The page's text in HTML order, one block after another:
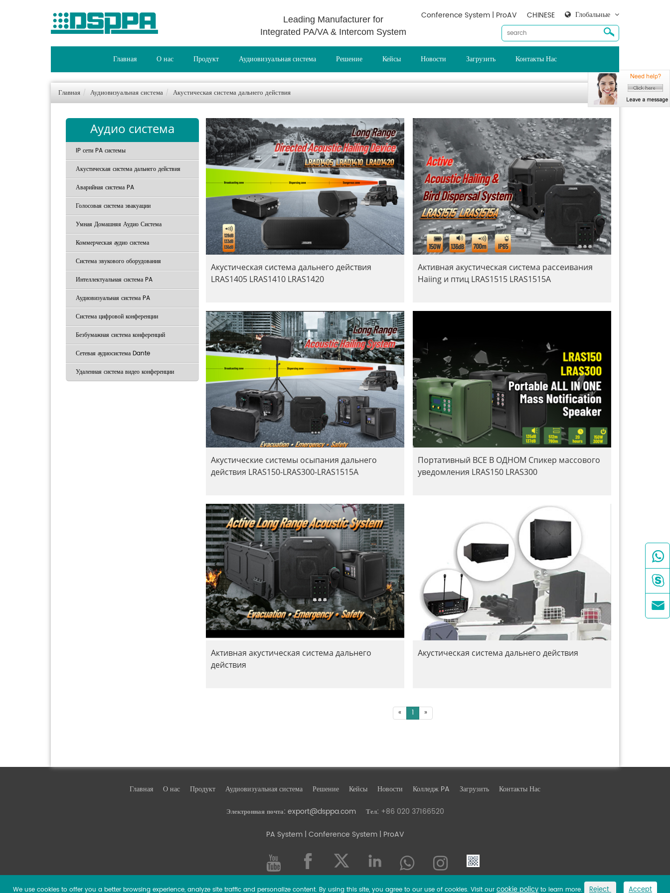
Leading Manufacturer for
Integrated PA/VA & Intercom System
Глобальные
CHINESE
Conference System | ProAV
Главная О нас Продукт Аудиовизуальная система Решение Кейсы Новости Загрузить Контакты Нас
Главная Аудиовизуальная система Акустическая система дальнего действия
Аудио система
IP сети PA системы
Акустическая система дальнего действия
Аварийная система PA
Голосовая система эвакуации
Умная Домашняя Аудио Система
Коммерческая аудио система
Система звукового оборудования
Интеллектуальная система PA
Аудиовизуальная система PA
Система цифровой конференции
Безбумажная система конференций
Сетевая аудиосистема Dante
Удаленная система видео конференции
Акустическая система дальнего действия
LRAS1405 LRAS1410 LRAS1420
Активная акустическая система рассеивания
Haiing и птиц LRAS1515 LRAS1515A
Акустические системы осыпания дальнего
действия LRAS150-LRAS300-LRAS1515A
Портативный ВСЕ В ОДНОМ Спикер массового
уведомления LRAS150 LRAS300
Активная акустическая система дальнего
действия
Акустическая система дальнего действия
« 1 »
Главная О нас Продукт Аудиовизуальная система Решение Кейсы Новости Колледж PA Загрузить Контакты Нас
Электронная почта: export@dsppa.com Тел: +86 020 37166520
PA System| Conference System | ProAV



We use cookies to offer you a better browsing experience, analyze site traffic and personalize content. By using this site, you agree to our use of cookies. Visit our cookie policy to learn more. Reject Accept